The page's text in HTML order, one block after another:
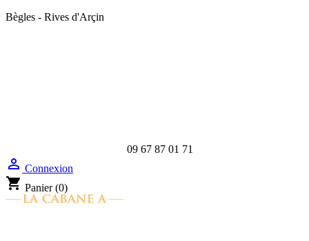
Bègles - Rives d'Arçin
09 67 87 01 71
 Connexion
shopping_cart Panier (0)